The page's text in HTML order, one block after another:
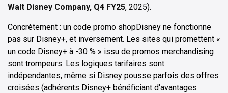
Walt Disney Company, Q4 FY25, 2025).
Concrètement : un code promo shopDisney ne fonctionne
pas sur Disney+, et inversement. Les sites qui promettent «
un code Disney+ à -30 % » issu de promos merchandising
sont trompeurs. Les logiques tarifaires sont
indépendantes, même si Disney pousse parfois des offres
croisées (adhérents Disney+ bénéficiant d'avantages